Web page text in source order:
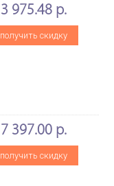
3 975.48 р.
получить скидку
7 397.00 р.
получить скидку